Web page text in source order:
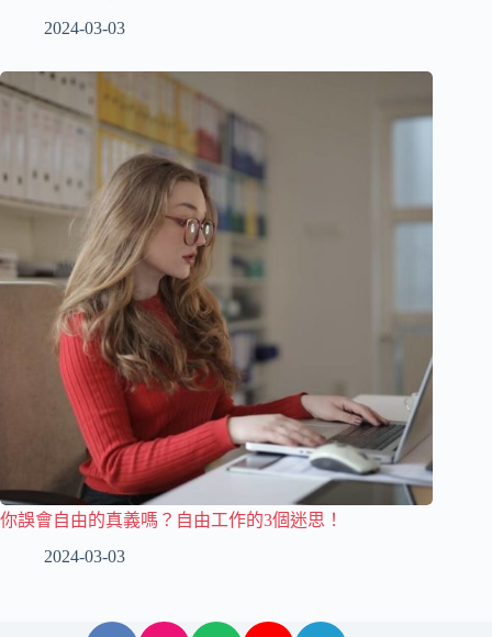
2024-03-03
你誤會自由的真義嗎？自由工作的3個迷思！
2024-03-03